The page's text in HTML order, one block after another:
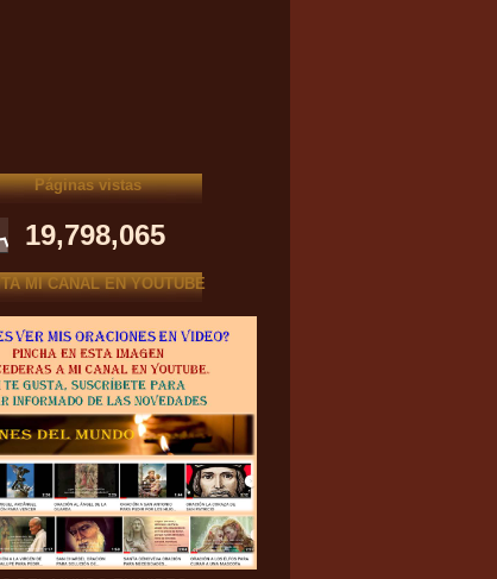
Páginas vistas
19,798,065
MI CANAL EN YOUTUBE